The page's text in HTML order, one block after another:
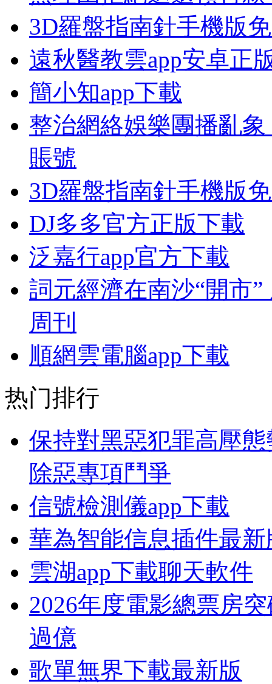
3D羅盤指南針手機版
遠秋醫教雲app安卓正
簡小知app下載
整治網絡娛樂團播亂
賬號
3D羅盤指南針手機版
DJ多多官方正版下載
泛嘉行app官方下載
詞元經濟在南沙“開市
周刊
順網雲電腦app下載
热门排行
保持對黑惡犯罪高壓
除惡專項鬥爭
信號檢測儀app下載
華為智能信息插件最
雲湖app下載聊天軟件
2026年度電影總票房
過億
歌單無界下載最新版